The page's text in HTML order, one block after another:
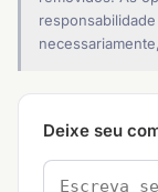
Deixe seu